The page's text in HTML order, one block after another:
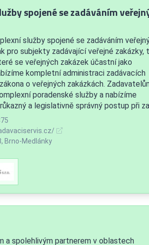
spojené se zadáváním
služby spojené se zadáváním
pro subjekty zadávající veřejné zakázky,
se veřejných zakázek účastní jako
kompletní administraci zadávacích
o veřejných zakázkách.
poradenské služby a nabízíme
a legislativně správný postup při
Brno-Medlánky
a spolehlivým partnerem v oblastech